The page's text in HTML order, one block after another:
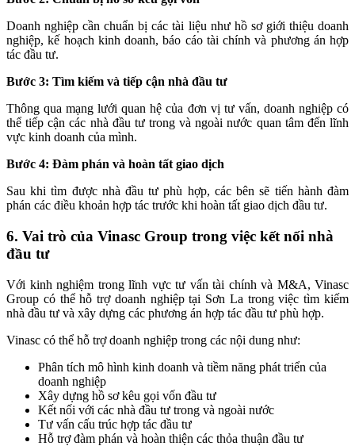
Doanh nghiệp cần chuẩn bị các tài liệu như hồ sơ giới thiệu doanh
nghiệp, kế hoạch kinh doanh, báo cáo tài chính và phương án hợp
tác đầu tư.
Bước 3: Tìm kiếm và tiếp cận nhà đầu tư
Thông qua mạng lưới quan hệ của đơn vị tư vấn, doanh nghiệp có
thể tiếp cận các nhà đầu tư trong và ngoài nước quan tâm đến lĩnh
vực kinh doanh của mình.
Bước 4: Đàm phán và hoàn tất giao dịch
Sau khi tìm được nhà đầu tư phù hợp, các bên sẽ tiến hành đàm
phán các điều khoản hợp tác trước khi hoàn tất giao dịch đầu tư.
6. Vai trò của Vinasc Group trong việc kết nối nhà
đầu tư
Với kinh nghiệm trong lĩnh vực tư vấn tài chính và M&A, Vinasc
Group có thể hỗ trợ doanh nghiệp tại Sơn La trong việc tìm kiếm
nhà đầu tư và xây dựng các phương án hợp tác đầu tư phù hợp.
Vinasc có thể hỗ trợ doanh nghiệp trong các nội dung như:
Phân tích mô hình kinh doanh và tiềm năng phát triển của
doanh nghiệp
Xây dựng hồ sơ kêu gọi vốn đầu tư
Kết nối với các nhà đầu tư trong và ngoài nước
Tư vấn cấu trúc hợp tác đầu tư
Hỗ trợ đàm phán và hoàn thiện các thỏa thuận đầu tư